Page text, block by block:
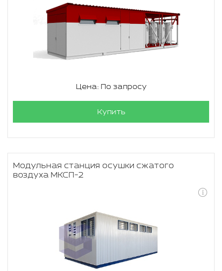
Цена: По запросу
Купить
Модульная станция осушки сжатого
воздуха МКСП-2